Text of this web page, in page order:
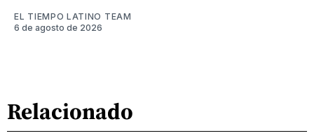
EL TIEMPO LATINO TEAM
6 de agosto de 2026
Relacionado